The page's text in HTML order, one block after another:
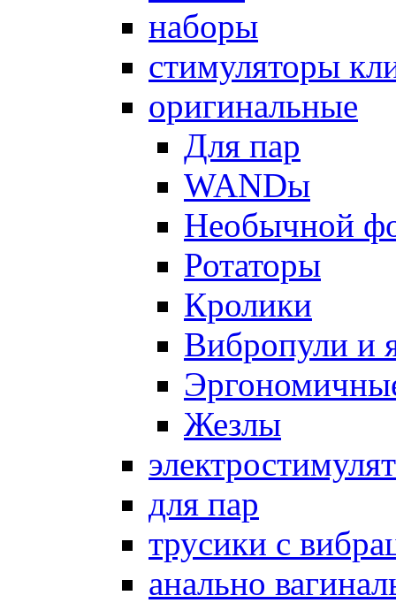
наборы
стимуляторы
оригинальные
Для пар
WANDы
Необычной
Ротаторы
Кролики
Вибропули и
Жезлы
для пар
трусики с
анально